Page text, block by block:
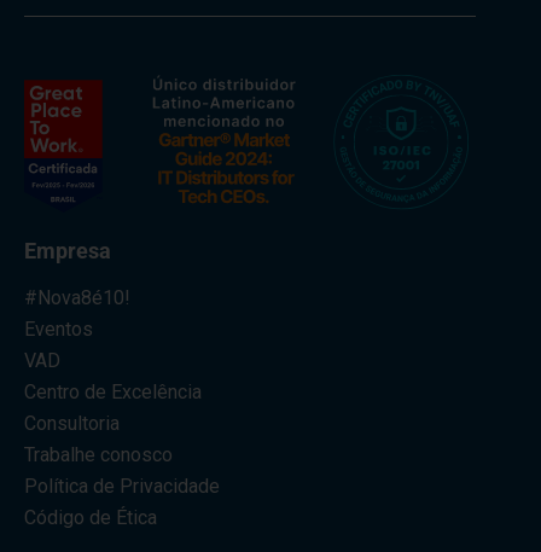
Empresa
#Nova8é10!
Eventos
VAD
Centro de Excelência
Consultoria
Trabalhe conosco
Política de Privacidade
Código de Ética